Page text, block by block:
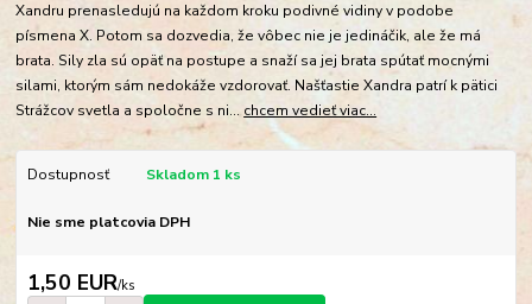
Xandru prenasledujú na každom kroku podivné vidiny v podobe
písmena X. Potom sa dozvedia, že vôbec nie je jedináčik, ale že má
brata. Sily zla sú opäť na postupe a snaží sa jej brata spútať mocnými
silami, ktorým sám nedokáže vzdorovať. Našťastie Xandra patrí k pätici
Strážcov svetla a spoločne s ni...chcem vedieť viac...
Dostupnosť Skladom 1 ks
Nie sme platcovia DPH
1,50 EUR/ks